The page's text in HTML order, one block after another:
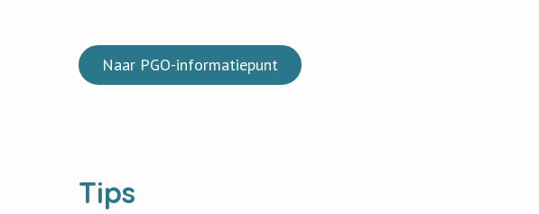
Naar PGO-informatiepunt
Tips